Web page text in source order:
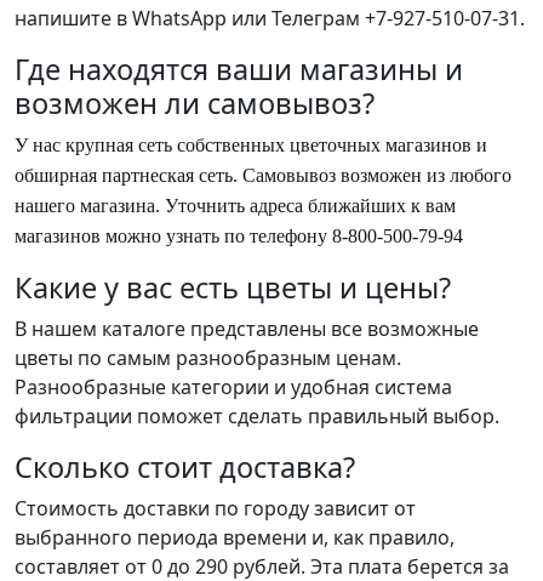
напишите вWhatsApp или Телеграм +7-927-510-07-31.
Где находятся ваши магазины и
возможен ли самовывоз?
У нас крупная сеть собственных цветочных магазинов и
обширная партнеская сеть. Самовывоз возможен из любого
нашего магазина. Уточнить адреса ближайших к вам
магазинов можно узнать по телефону 8-800-500-79-94
Какие у вас есть цветы и цены?
В нашем каталоге представлены все возможные
цветы по самым разнообразным ценам.
Разнообразные категории и удобная система
фильтрации поможет сделать правильный выбор.
Сколько стоит доставка?
Стоимость доставки по городу зависит от
выбранного периода времени и, как правило,
составляет от 0 до 290 рублей. Эта плата берется за